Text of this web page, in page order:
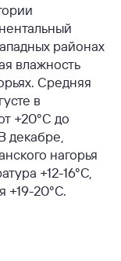
районах
влажность
Средняя
в
+20°С до
декабре,
нагорья
+12-16°С,
+19-20°С.